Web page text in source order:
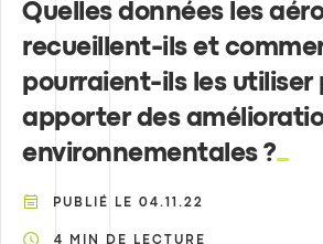
Quelles données les
recueillent-ils et
pourraient-ils les utiliser
apporter des
environnementales ?
PUBLIÉ LE 04.11.22
4 MIN DE LECTURE